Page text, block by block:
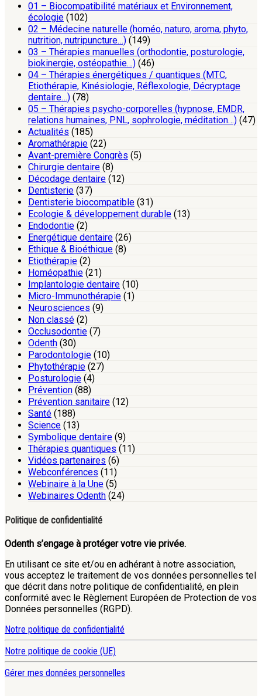
01 – Biocompatibilité matériaux et Environnement,
écologie (102)
02 – Médecine naturelle (homéo, naturo, aroma, phyto,
nutrition, nutripuncture…) (149)
03 – Thérapies manuelles (orthodontie, posturologie,
biokinergie, ostéopathie…) (46)
04 – Thérapies énergétiques / quantiques (MTC,
Etiothérapie, Kinésiologie, Réflexologie, Décryptage
dentaire…) (78)
05 – Thérapies psycho-corporelles (hypnose, EMDR,
relations humaines, PNL, sophrologie, méditation…) (47)
Actualités (185)
Aromathérapie (22)
Avant-première Congrès (5)
Chirurgie dentaire (8)
Décodage dentaire (12)
Dentisterie (37)
Dentisterie biocompatible (31)
Ecologie & développement durable (13)
Endodontie (2)
Energétique dentaire (26)
Ethique & Bioéthique (8)
Etiothérapie (2)
Homéopathie (21)
Implantologie dentaire (10)
Micro-Immunothérapie (1)
Neurosciences (9)
Non classé (2)
Occlusodontie (7)
Odenth (30)
Parodontologie (10)
Phytothérapie (27)
Posturologie (4)
Prévention (88)
Prévention sanitaire (12)
Santé (188)
Science (13)
Symbolique dentaire (9)
Thérapies quantiques (11)
Vidéos partenaires (6)
Webconférences (11)
Webinaire à la Une (5)
Webinaires Odenth (24)
Politique de confidentialité
Odenth s’engage à protéger votre vie privée.
En utilisant ce site et/ou en adhérant à notre association,
vous acceptez le traitement de vos données personnelles tel
que décrit dans notre politique de confidentialité, en plein
conformité avec le Règlement Européen de Protection de vos
Données personnelles (RGPD).
Notre politique de confidentialité
Notre politique de cookie (UE)
Gérer mes données personnelles